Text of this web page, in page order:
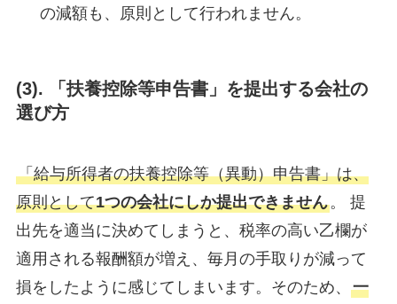
の減額も、原則として行われません。
(3). 「扶養控除等申告書」を提出する会社の
選び方
「給与所得者の扶養控除等（異動）申告書」は、
原則として1つの会社にしか提出できません。 提
出先を適当に決めてしまうと、税率の高い乙欄が
適用される報酬額が増え、毎月の手取りが減って
損をしたように感じてしまいます。そのため、 一